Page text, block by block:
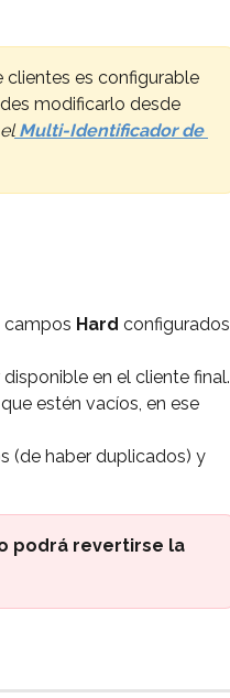
clientes es configurable
modificarlo desde
Multi-Identificador de
campos Hard configurados
en el cliente final.
estén vacíos, en ese
(de haber duplicados) y
podrá revertirse la